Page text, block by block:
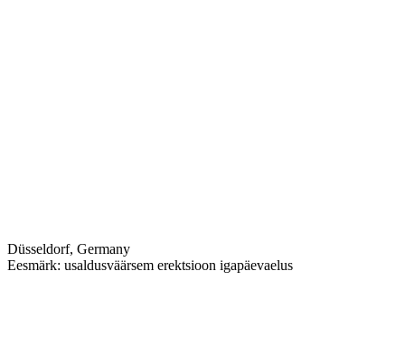
Düsseldorf, Germany
Eesmärk: usaldusväärsem erektsioon igapäevaelus